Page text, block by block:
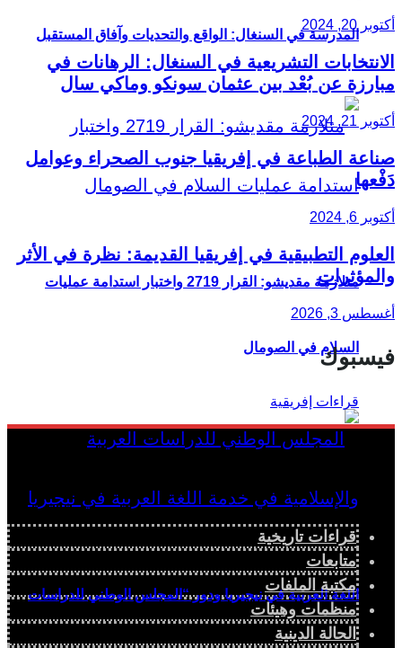
المدرسة في السنغال: الواقع والتحديات وآفاق المستقبل
متلازمة مقديشو: القرار 2719 واختبار استدامة عمليات
السلام في الصومال
اللغة العربية في نيجيريا ودور “المجلس الوطني للدراسات
أكتوبر 20, 2024
الانتخابات التشريعية في السنغال: الرهانات في
مبارزة عن بُعْد بين عثمان سونكو وماكي سال
أكتوبر 21, 2024
صناعة الطباعة في إفريقيا جنوب الصحراء وعوامل
دَفْعها
أكتوبر 6, 2024
العلوم التطبيقية في إفريقيا القديمة: نظرة في الأثر
والمؤثرات
أغسطس 3, 2026
فيسبوك
قراءات تاريخية
متابعات
مكتبة الملفات
منظمات وهيئات
الحالة الدينية